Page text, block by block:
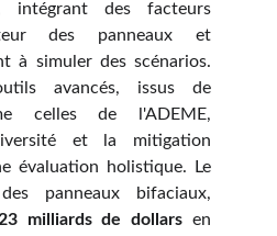
intégrant des facteurs
des panneaux et
à simuler des scénarios.
avancés, issus de
celles de l'ADEME,
et la mitigation
évaluation holistique. Le
panneaux bifaciaux,
23 milliards de dollars en